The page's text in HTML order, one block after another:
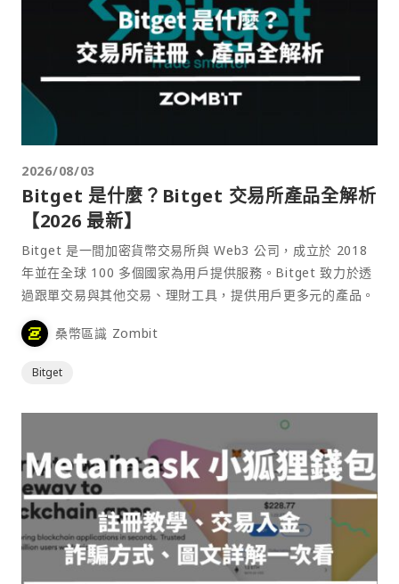
2026/08/03
Bitget 是什麼？Bitget 交易所產品全解析
【2026 最新】
Bitget 是一間加密貨幣交易所與 Web3 公司，成立於 2018
年並在全球 100 多個國家為用戶提供服務。Bitget 致力於透
過跟單交易與其他交易、理財工具，提供用戶更多元的產品。
桑幣區識 Zombit
Bitget